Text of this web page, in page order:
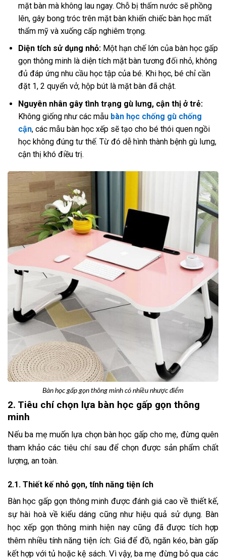
mặt bàn mà không lau ngay. Chỗ bị thấm nước sẽ phồng
lên, gây bong tróc trên mặt bàn khiến chiếc bàn học mất
thẩm mỹ và xuống cấp nghiêm trọng.
Diện tích sử dụng nhỏ: Một hạn chế lớn của bàn học gấp
gọn thông minh là diện tích mặt bàn tương đối nhỏ, không
đủ đáp ứng nhu cầu học tập của bé. Khi học, bé chỉ cần
đặt 1, 2 quyển vở, hộp bút là mặt bàn đã chật.
Nguyên nhân gây tình trạng gù lưng, cận thị ở trẻ:
Không giống như các mẫu bàn học chống gù chống
cận, các mẫu bàn học xếp sẽ tạo cho bé thói quen ngồi
học không đúng tư thế. Từ đó dễ hình thành bệnh gù lưng,
cận thị khó điều trị.
Bàn học gấp gọn thông minh có nhiều nhược điểm
2. Tiêu chí chọn lựa bàn học gấp gọn thông
minh
Nếu ba mẹ muốn lựa chọn bàn học gấp cho mẹ, đừng quên
tham khảo các tiêu chí sau để chọn được sản phẩm chất
lượng, an toàn.
2.1. Thiết kế nhỏ gọn, tính năng tiện ích
Bàn học gấp gọn thông minh được đánh giá cao về thiết kế,
sự hài hoà về kiểu dáng cũng như hiệu quả sử dụng. Bàn
học xếp gọn thông minh hiện nay cũng đã được tích hợp
thêm nhiều tính năng tiện ích: Giá để đồ, ngăn kéo, bàn gấp
kết hợp với tủ hoặc kệ sách. Vì vậy, ba mẹ đừng bỏ qua các